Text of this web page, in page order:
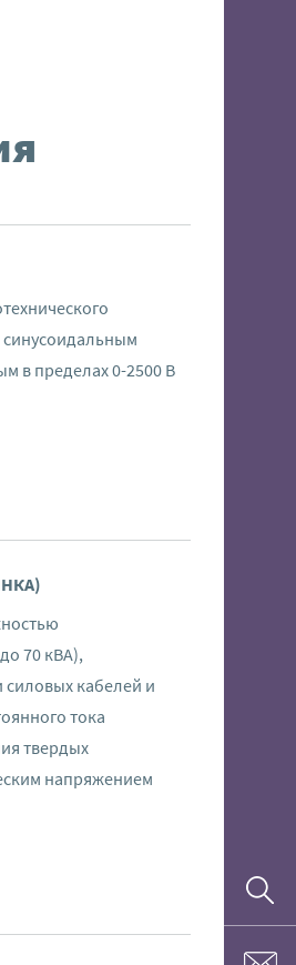
в пределах 0-2500 В
70 кВА),
кабелей и
тока
твердых
напряжением